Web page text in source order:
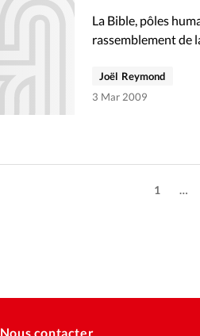
La Bible, pôles
rassemblement de
Joël Reymond
3 Mar 2009
1 …
Nous contacter